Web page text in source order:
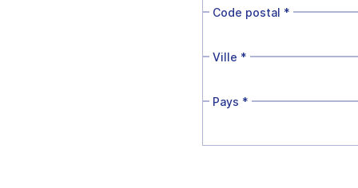
Code postal *
Ville *
Pays *